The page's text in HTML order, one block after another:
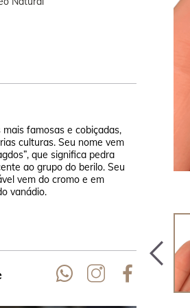
mais famosas e cobiçadas,
culturas. Seu nome vem
que significa pedra
ao grupo do berilo. Seu
vem do cromo e em
vanádio.
Tanto os
mesmo
pedra,